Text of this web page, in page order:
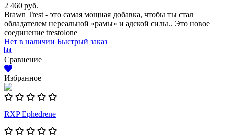
2 460 руб.
Brawn Trest - это самая мощная добавка, чтобы ты стал
обладателем нереальной «рамы» и адской силы.. Это новое
соединение trestolone
Нет в наличии Быстрый заказ
Сравнение
Избранное
RXP Ephedrene